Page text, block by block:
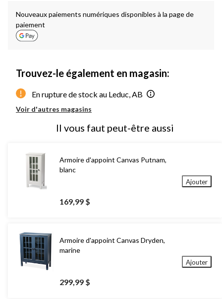
Nouveaux paiements numériques disponibles à la page de
paiement
Trouvez-le également en magasin:
En rupture de stock au Leduc, AB
Voir d'autres magasins
Il vous faut peut-être aussi
Armoire d'appoint Canvas Putnam,
blanc
169,99 $
Ajouter
Armoire d'appoint Canvas Dryden,
marine
299,99 $
Ajouter